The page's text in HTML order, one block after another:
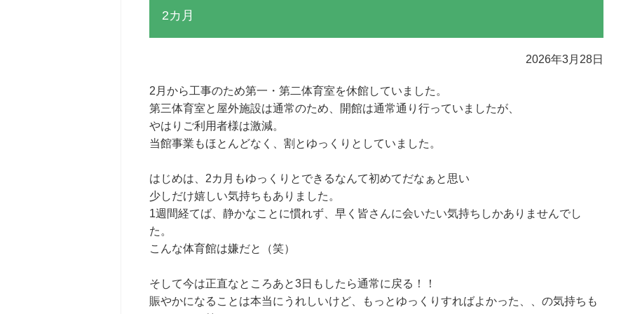
2カ月
2026年3月28日
2月から工事のため第一・第二体育室を休館していました。
第三体育室と屋外施設は通常のため、開館は通常通り行っていましたが、
やはりご利用者様は激減。
当館事業もほとんどなく、割とゆっくりとしていました。
はじめは、2カ月もゆっくりとできるなんて初めてだなぁと思い
少しだけ嬉しい気持ちもありました。
1週間経てば、静かなことに慣れず、早く皆さんに会いたい気持ちしかありませんでし
た。
こんな体育館は嫌だと（笑）
そして今は正直なところあと3日もしたら通常に戻る！！
賑やかになることは本当にうれしいけど、もっとゆっくりすればよかった、、の気持ちも